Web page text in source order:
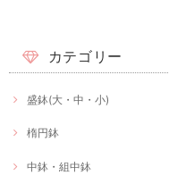
カテゴリー
盛鉢(大・中・小)
楕円鉢
中鉢・組中鉢